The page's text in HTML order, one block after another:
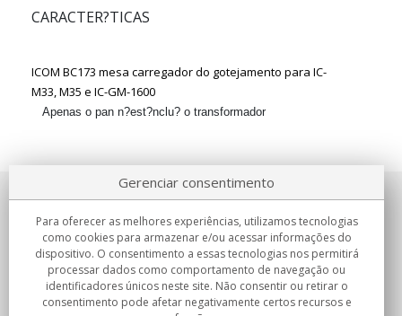
CARACTER?TICAS
ICOM BC173 mesa carregador do gotejamento para IC-
M33, M35 e IC-GM-1600
Apenas o pan n?est?nclu? o transformador
Sobre nosotros
Compromissos
Compras
Gerenciar consentimento
Para oferecer as melhores experiências, utilizamos tecnologias
como cookies para armazenar e/ou acessar informações do
dispositivo. O consentimento a essas tecnologias nos permitirá
processar dados como comportamento de navegação ou
identificadores únicos neste site. Não consentir ou retirar o
consentimento pode afetar negativamente certos recursos e